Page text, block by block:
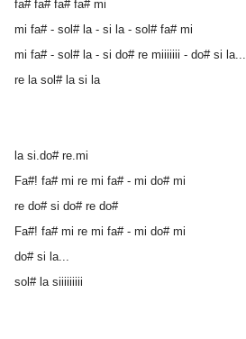
fa# fa# fa# fa# mi
mi fa# - sol# la - si la - sol# fa# mi
mi fa# - sol# la - si do# re miiiiiii - do# si la...
re la sol# la si la
la si.do# re.mi
Fa#! fa# mi re mi fa# - mi do# mi
re do# si do# re do#
Fa#! fa# mi re mi fa# - mi do# mi
do# si la...
sol# la siiiiiiiii